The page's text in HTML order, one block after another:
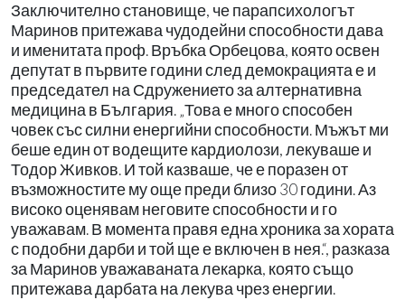
Заключително становище, че парапсихологът
Маринов притежава чудодейни способности дава
и именитата проф. Връбка Орбецова, която освен
депутат в първите години след демокрацията е и
председател на Сдружението за алтернативна
медицина в България. „Това е много способен
човек със силни енергийни способности. Мъжът ми
беше един от водещите кардиолози, лекуваше и
Тодор Живков. И той казваше, че е поразен от
възможностите му още преди близо 30 години. Аз
високо оценявам неговите способности и го
уважавам. В момента правя една хроника за хората
с подобни дарби и той ще е включен в нея.“, разказа
за Маринов уважаваната лекарка, която също
притежава дарбата на лекува чрез енергии.